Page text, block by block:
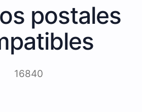
postales
16840